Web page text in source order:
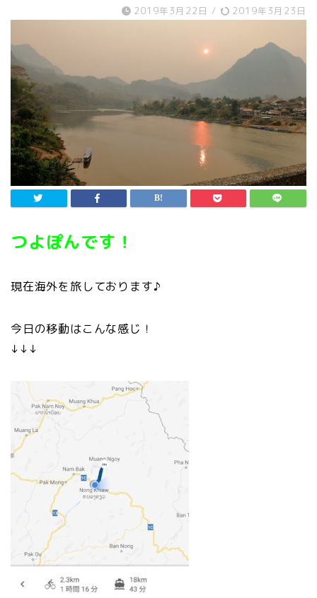
2019年3月22日 / 2019年3月23日
つよぽんです！
現在海外を旅しております♪
今日の移動はこんな感じ！
↓↓↓